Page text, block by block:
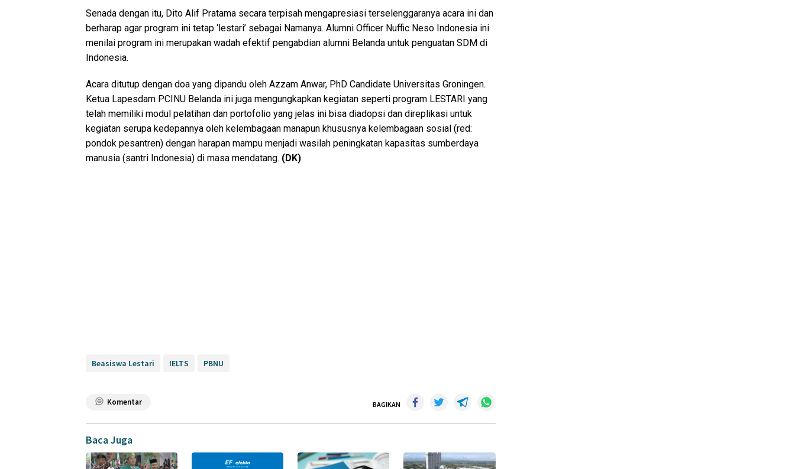
Senada dengan itu, Dito Alif Pratama secara terpisah mengapresiasi terselenggaranya acara ini dan
berharap agar program ini tetap ‘lestari’ sebagai Namanya. Alumni Officer Nuffic Neso Indonesia ini
menilai program ini merupakan wadah efektif pengabdian alumni Belanda untuk penguatan SDM di
Indonesia.
Acara ditutup dengan doa yang dipandu oleh Azzam Anwar, PhD Candidate Universitas Groningen.
Ketua Lapesdam PCINU Belanda ini juga mengungkapkan kegiatan seperti program LESTARI yang
telah memiliki modul pelatihan dan portofolio yang jelas ini bisa diadopsi dan direplikasi untuk
kegiatan serupa kedepannya oleh kelembagaan manapun khususnya kelembagaan sosial (red:
pondok pesantren) dengan harapan mampu menjadi wasilah peningkatan kapasitas sumberdaya
manusia (santri Indonesia) di masa mendatang. (DK)
Beasiswa Lestari IELTS PBNU
Komentar BAGIKAN
Baca Juga